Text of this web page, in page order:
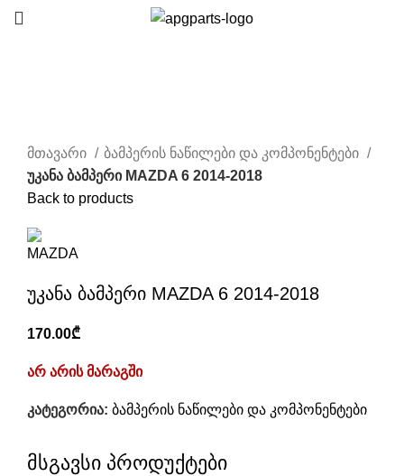
მთავარი
ბამპერის ნაწილები და კომპონენტები
უკანა ბამპერი MAZDA 6 2014-2018
Back to products
უკანა ბამპერი MAZDA 6 2014-2018
170.00₾
არ არის მარაგში
კატეგორია: ბამპერის ნაწილები და კომპონენტები
მსგავსი პროდუქტები